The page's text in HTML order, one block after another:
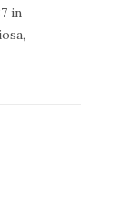
in